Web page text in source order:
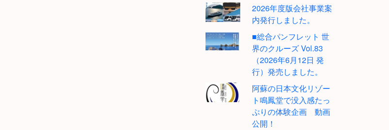
2026年度版会社事業案
内発行しました。
■総合パンフレット 世
界のクルーズ Vol.83
（2026年6月12日 発
行）発売しました。
阿蘇の日本文化リゾー
ト鳴鳳堂で没入感たっ
ぷりの体験企画 動画
公開！